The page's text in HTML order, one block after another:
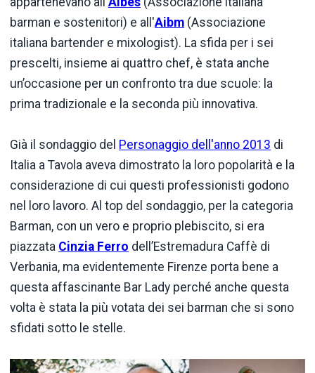
barman e sostenitori) e all'Aibm (Associazione
italiana bartender e mixologist). La sfida per i sei
prescelti, insieme ai quattro chef, è stata anche
un’occasione per un confronto tra due scuole: la
prima tradizionale e la seconda più innovativa.
Già il sondaggio del Personaggio dell'anno 2013 di
Italia a Tavola aveva dimostrato la loro popolarità e la
considerazione di cui questi professionisti godono
nel loro lavoro. Al top del sondaggio, per la categoria
Barman, con un vero e proprio plebiscito, si era
piazzata Cinzia Ferro dell’Estremadura Caffè di
Verbania, ma evidentemente Firenze porta bene a
questa affascinante Bar Lady perché anche questa
volta è stata la più votata dei sei barman che si sono
sfidati sotto le stelle.